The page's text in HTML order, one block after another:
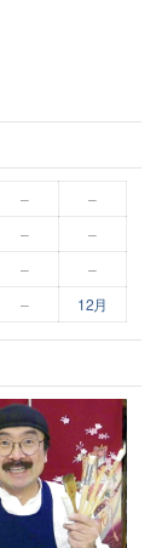
–
–
– –
–
–
– 12月